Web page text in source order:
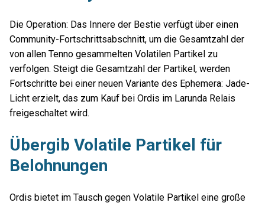
Die Operation: Das Innere der Bestie verfügt über einen
Community-Fortschrittsabschnitt, um die Gesamtzahl der
von allen Tenno gesammelten Volatilen Partikel zu
verfolgen. Steigt die Gesamtzahl der Partikel, werden
Fortschritte bei einer neuen Variante des Ephemera: Jade-
Licht erzielt, das zum Kauf bei Ordis im Larunda Relais
freigeschaltet wird.
Übergib Volatile Partikel für
Belohnungen
Ordis bietet im Tausch gegen Volatile Partikel eine große